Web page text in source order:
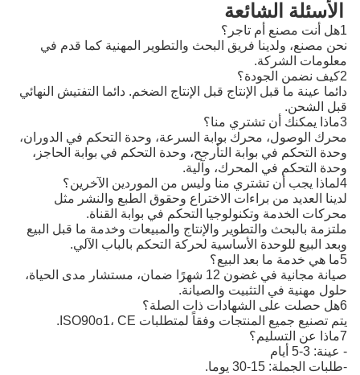
الأسئلة الشائعة
1هل أنت مصنع أم تاجر؟
نحن مصنع، ولدينا فريق البحث والتطوير المهنية كما قدم في
معلومات الشركة.
2كيف نضمن الجودة؟
دائما عينة ما قبل الإنتاج قبل الإنتاج الضخم. دائما التفتيش النهائي
قبل الشحن.
3ماذا يمكنك أن تشتري منا؟
محرك الوصول، محرك بوابة السرعة، وحدة التحكم في الدوران،
وحدة التحكم في بوابة التأرجح، وحدة التحكم في بوابة الحاجز،
وحدة التحكم في المحرك، وآلية.
4لماذا يجب أن تشتري منا وليس من الموردين الآخرين؟
لدينا العديد من براءات الاختراع وحقوق الطبع والنشر مثل
محركات الخدمة وتكنولوجيا التحكم في بوابة القناة.
ملتزمة بالبحث والتطوير والإنتاج والمبيعات وخدمة ما قبل البيع
وبعد البيع للوحدة الأساسية لحركة التحكم بالباب الآلي.
5ما هي خدمة ما بعد البيع؟
صيانة مجانية في غضون 12 شهرًا ضمان، مستشار مدى الحياة،
حلول مهنية في التثبيت والصيانة.
6هل حصلت على الشهادات ذات الصلة؟
يتم تصنيع جميع المنتجات وفقاً لمتطلبات ISO90o1، CE.
7ماذا عن التسليم؟
- عينة: 3-5 أيام
-طلبات الجملة: 15-30 يوما.